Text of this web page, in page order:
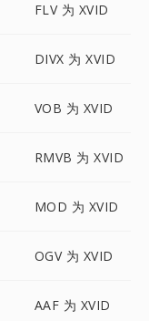
FLV 为 XVID
DIVX 为 XVID
VOB 为 XVID
RMVB 为 XVID
MOD 为 XVID
OGV 为 XVID
AAF 为 XVID